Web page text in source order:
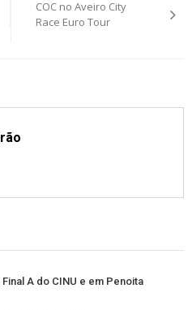
COC no Aveiro City
Race Euro Tour
A do CINU e em Penoita